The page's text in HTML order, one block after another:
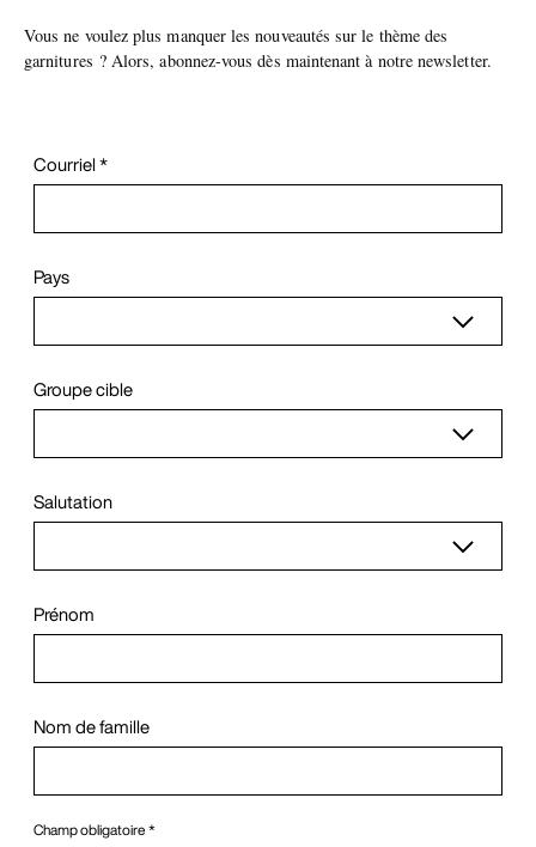
Vous ne voulez plus manquer les nouveautés sur le thème des
garnitures ? Alors, abonnez-vous dès maintenant à notre newsletter.